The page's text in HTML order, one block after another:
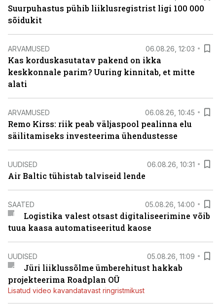
Suurpuhastus pühib liiklusregistrist ligi 100 000
sõidukit
ARVAMUSED 06.08.26, 12:03
Kas korduskasutatav pakend on ikka
keskkonnale parim? Uuring kinnitab, et mitte
alati
ARVAMUSED 06.08.26, 10:45
Remo Kirss: riik peab väljaspool pealinna elu
säilitamiseks investeerima ühendustesse
UUDISED 06.08.26, 10:31
Air Baltic tühistab talviseid lende
SAATED 05.08.26, 14:00
Logistika valest otsast digitaliseerimine võib
tuua kaasa automatiseeritud kaose
UUDISED 05.08.26, 11:09
Jüri liiklussõlme ümberehitust hakkab
projekteerima Roadplan OÜ
Lisatud video kavandatavast ringristmikust